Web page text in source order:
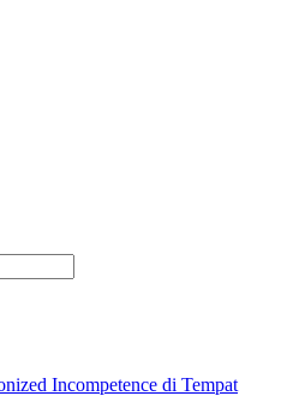
Incompetence di Tempat